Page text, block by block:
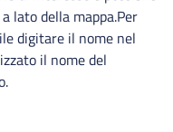
lato della mappa.Per
digitare il nome nel
il nome del